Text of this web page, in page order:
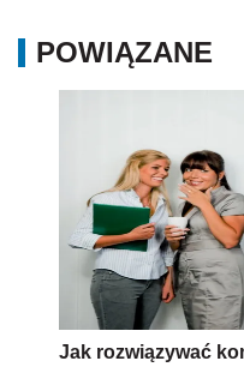
POWIĄZANE
Jak rozwiązywać